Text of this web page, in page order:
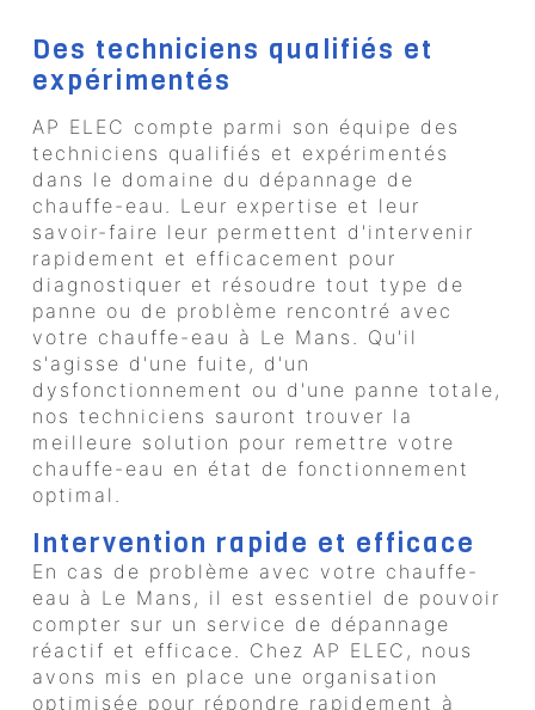
Des techniciens qualifiés et
expérimentés
AP ELEC compte parmi son équipe des
techniciens qualifiés et expérimentés
dans le domaine du dépannage de
chauffe-eau. Leur expertise et leur
savoir-faire leur permettent d'intervenir
rapidement et efficacement pour
diagnostiquer et résoudre tout type de
panne ou de problème rencontré avec
votre chauffe-eau à Le Mans. Qu'il
s'agisse d'une fuite, d'un
dysfonctionnement ou d'une panne totale,
nos techniciens sauront trouver la
meilleure solution pour remettre votre
chauffe-eau en état de fonctionnement
optimal.
Intervention rapide et efficace
En cas de problème avec votre chauffe-
eau à Le Mans, il est essentiel de pouvoir
compter sur un service de dépannage
réactif et efficace. Chez AP ELEC, nous
avons mis en place une organisation
optimisée pour répondre rapidement à